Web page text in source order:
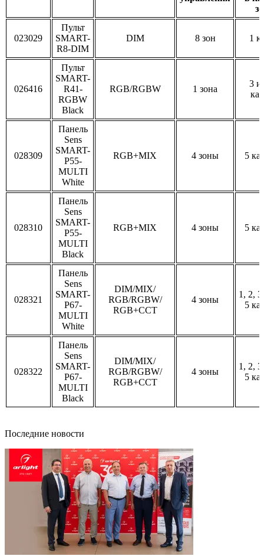
023029
Пульт
SMART-
R8-DIM
DIM 8 зон 1
026416
Пульт
SMART-
R41-
RGBW
Black
RGB/RGBW 1 зона
3
028309
Панель
Sens
SMART-
P55-
MULTI
White
RGB+MIX 4 зоны 5
028310
Панель
Sens
SMART-
P55-
MULTI
Black
RGB+MIX 4 зоны 5
028321
Панель
Sens
SMART-
P67-
MULTI
White
DIM/MIX/
RGB/RGBW/
RGB+CCT
4 зоны
1, 2,
5
028322
Панель
Sens
SMART-
P67-
MULTI
Black
DIM/MIX/
RGB/RGBW/
RGB+CCT
4 зоны
1, 2,
5
Последние новости